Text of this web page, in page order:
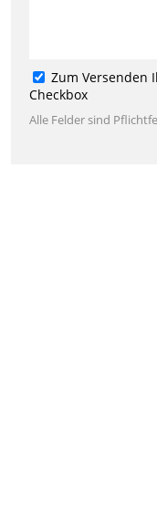
Zum Versenden
Checkbox
Alle Felder sind